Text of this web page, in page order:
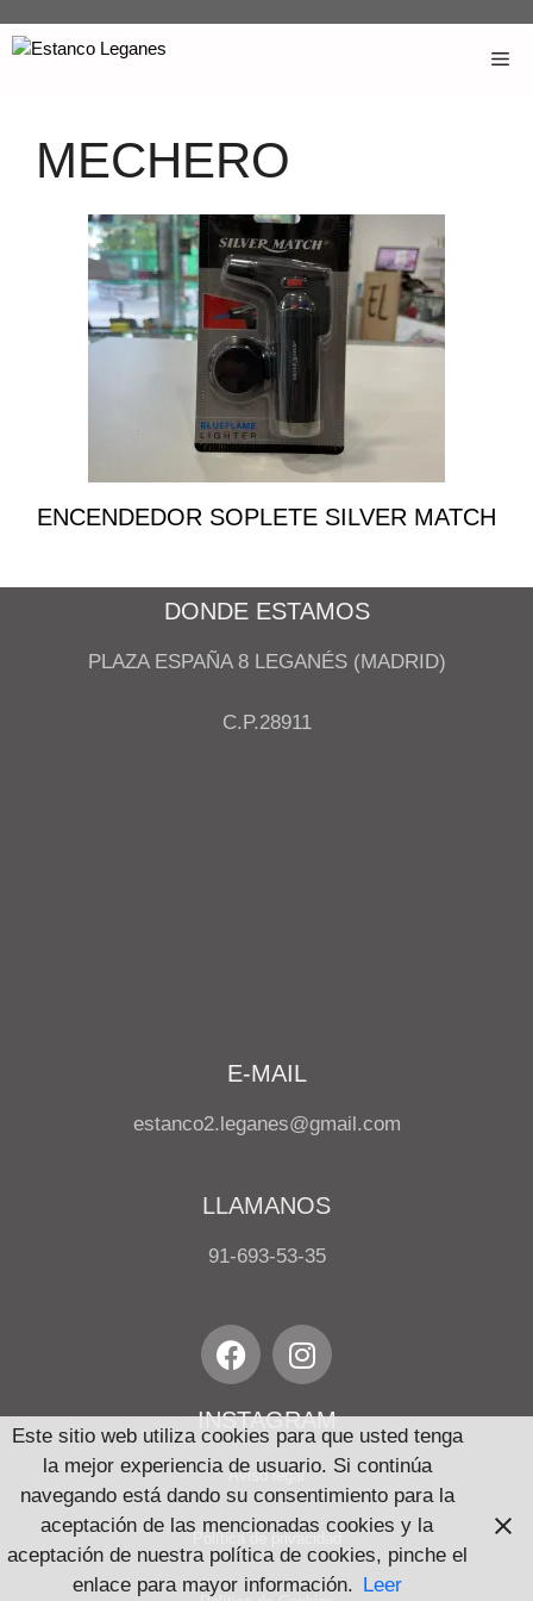
MECHERO
ENCENDEDOR SOPLETE SILVER MATCH
DONDE ESTAMOS
PLAZA ESPAÑA 8 LEGANÉS (MADRID)
C.P.28911
E-MAIL
estanco2.leganes@gmail.com
LLAMANOS
91-693-53-35
INSTAGRAM
Aviso legal
Este sitio web utiliza cookies para que usted tenga
la mejor experiencia de usuario. Si continúa
navegando está dando su consentimiento para la
aceptación de las mencionadas cookies y la
aceptación de nuestra política de cookies, pinche el
enlace para mayor información. Leer